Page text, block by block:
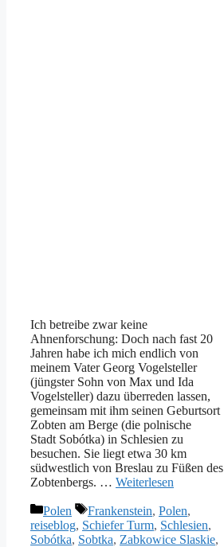
Ich betreibe zwar keine
Ahnenforschung: Doch nach fast 20
Jahren habe ich mich endlich von
meinem Vater Georg Vogelsteller
(jüngster Sohn von Max und Ida
Vogelsteller) dazu überreden lassen,
gemeinsam mit ihm seinen Geburtsort
Zobten am Berge (die polnische
Stadt Sobótka) in Schlesien zu
besuchen. Sie liegt etwa 30 km
südwestlich von Breslau zu Füßen des
Zobtenbergs. … Weiterlesen
Kategorien
Polen Schlagwörter
Frankenstein, Polen,
reiseblog, Schiefer Turm, Schlesien,
Sobótka, Sobtka, Zabkowice Slaskie,